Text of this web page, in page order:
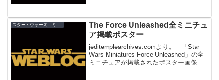
スター・ウォーズ ミニチュア
The Force Unleashed全ミニチュ
ア掲載ポスター
jeditemplearchives.comより。 「Star
Wars Miniatures Force Unleashed」の全
ミニチュアが掲載されたポスター画像が